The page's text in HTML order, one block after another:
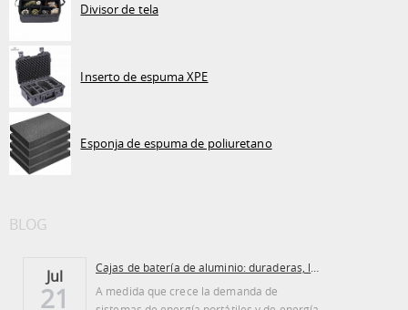
Divisor de tela
Inserto de espuma XPE
Esponja de espuma de poliuretano
BLOG
Jul
21
A medida que crece la demanda de